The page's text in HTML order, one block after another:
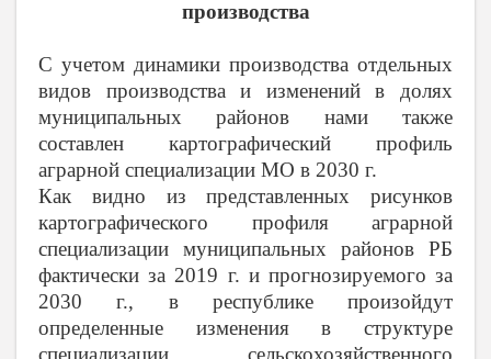
производства
С учетом динамики производства отдельных
видов производства и изменений в долях
муниципальных районов нами также
составлен картографический профиль
аграрной специализации МО в 2030 г.
Как видно из представленных рисунков
картографического профиля аграрной
специализации муниципальных районов РБ
фактически за 2019 г. и прогнозируемого за
2030 г., в республике произойдут
определенные изменения в структуре
специализации сельскохозяйственного